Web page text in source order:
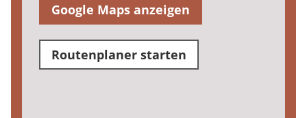
Google Maps anzeigen
Routenplaner starten